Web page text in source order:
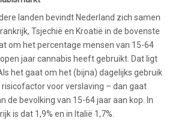
landen bevindt Nederland zich samen
Tsjechië en Kroatië in de bovenste
om het percentage mensen van 15-64
jaar cannabis heeft gebruikt. Dat ligt
het gaat om het (bijna) dagelijks gebruik
voor verslaving – dan gaat
de bevolking van 15-64 jaar aan kop. In
is dat 1,9% en in Italië 1,7%.